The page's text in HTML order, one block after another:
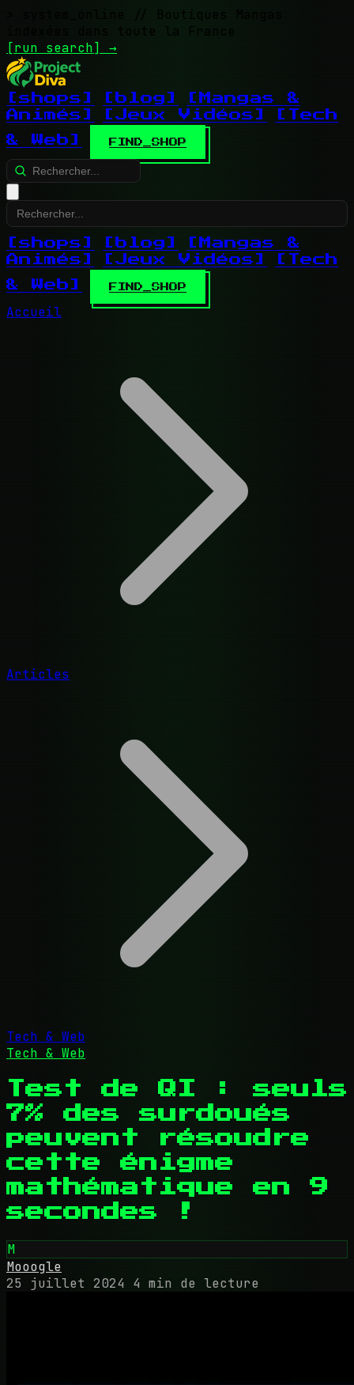
// Boutiques Mangas
indexées dans toute la France
[run search] →
[shops] [blog]
[Mangas &
Animés]
[Jeux Vidéos]
[Tech
& Web]
FIND_SHOP
[shops] [blog]
[Mangas &
Animés]
[Jeux Vidéos]
[Tech
& Web]
FIND_SHOP
Accueil
Articles
Tech & Web
Tech & Web
Test de QI : seuls
7% des surdoués
peuvent résoudre
cette énigme
mathématique en 9
secondes !
M
Mooogle
25 juillet 2024
4 min de lecture